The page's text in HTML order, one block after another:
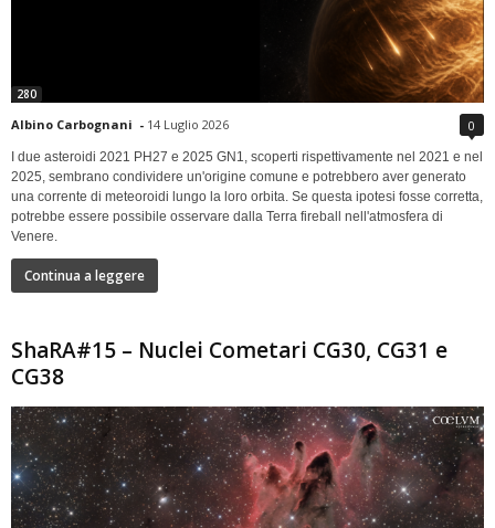
280
Albino Carbognani - 14 Luglio 2026 0
I due asteroidi 2021 PH27 e 2025 GN1, scoperti rispettivamente nel 2021 e nel
2025, sembrano condividere un'origine comune e potrebbero aver generato
una corrente di meteoroidi lungo la loro orbita. Se questa ipotesi fosse corretta,
potrebbe essere possibile osservare dalla Terra fireball nell'atmosfera di
Venere.
Continua a leggere
ShaRA#15 – Nuclei Cometari CG30, CG31 e
CG38